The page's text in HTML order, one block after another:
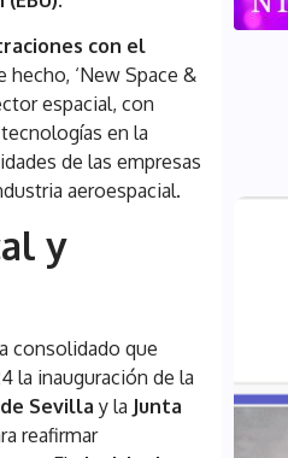
con el
hecho, ‘New Space &
espacial, con
en la
de las empresas
aeroespacial.
y
consolidado que
la inauguración de la
Sevilla y la Junta
reafirmar